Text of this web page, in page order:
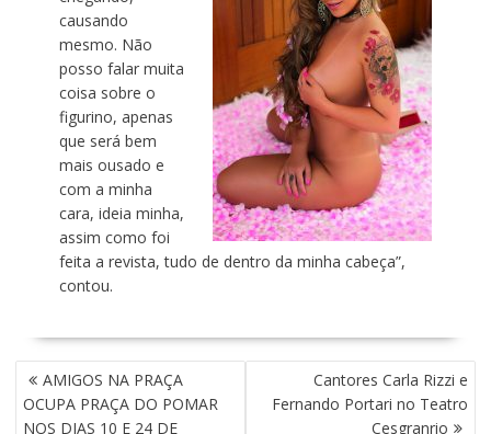
causando
mesmo. Não
posso falar muita
coisa sobre o
figurino, apenas
que será bem
mais ousado e
com a minha
cara, ideia minha,
assim como foi
feita a revista, tudo de dentro da minha cabeça”,
contou.
N
A
V
AMIGOS NA PRAÇA
OCUPA PRAÇA DO POMAR
NOS DIAS 10 E 24 DE
Cantores Carla Rizzi e
Fernando Portari no Teatro
Cesgranrio